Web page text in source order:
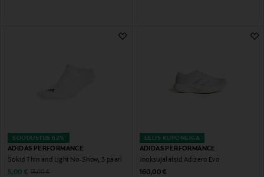
SOODUSTUS 62%
ADIDAS PERFORMANCE
Sokid Thin and Light No-Show, 3 paari
Discounted Price
5,00 € Original Price
13,00 €
EELIS KUPONGIGA
ADIDAS PERFORMANCE
Jooksujalatsid Adizero Evo
Original Price
160,00 €